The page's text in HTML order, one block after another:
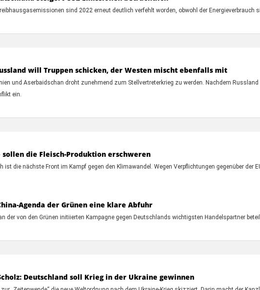
sind 2022 erneut deutlich verfehlt worden, obwohl der Energieverbrauch
will Truppen schicken, der Westen mischt ebenfalls mit
und Aserbaidschan droht zunehmend zum Stellvertreterkrieg zu werden. Nachdem
ein.
die Fleisch-Produktion erschweren
ist die nächste Front im Kampf gegen den Klimawandel. Wegen Verpflichtungen gegenüber der
Agenda der Grünen eine klare Abfuhr
der von den Grünen initiierten Kampagne gegen Deutschlands wichtigsten Handelspartner
Deutschland soll Krieg in der Ukraine gewinnen